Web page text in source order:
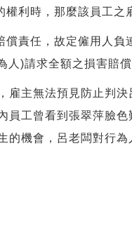
時，那麼該員工之
任，故定僱用人負
)請求全額之損害賠償
主無法預見防止判決
員工曾看到張翠萍臉
機會，呂老闆對行